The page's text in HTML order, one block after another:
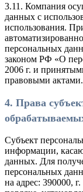
3.11. Компания
данных с
использования.
персональных
законом РФ «О
2006 г. и
правовыми актами.
4. Права
Субъект
информации,
данных. Для
персональных
на адрес: 390000,